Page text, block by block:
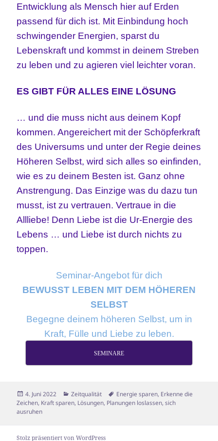
Entwicklung als Mensch hier auf Erden
passend für dich ist. Mit Einbindung hoch
schwingender Energien, sparst du
Lebenskraft und kommst in deinem Streben
zu leben und zu agieren viel leichter voran.
ES GIBT FÜR ALLES EINE LÖSUNG
… und die muss nicht aus deinem Kopf
kommen. Angereichert mit der Schöpferkraft
des Universums und unter der Regie deines
Höheren Selbst, wird sich alles so einfinden,
wie es zu deinem Besten ist. Ganz ohne
Anstrengung. Das Einzige was du dazu tun
musst, ist zu vertrauen. Vertraue in die
Allliebe! Denn Liebe ist die Ur-Energie des
Lebens … und Liebe ist durch nichts zu
toppen.
Seminar-Angebot für dich
BEWUSST LEBEN MIT DEM HÖHEREN
SELBST
Begegne deinem höheren Selbst, um in
Kraft, Fülle und Liebe zu leben.
SEMINARE
Veröffentlicht
am
4. Juni 2022 Kategorien
Zeitqualität Schlagwörter
Energie sparen, Erkenne die
Zeichen, Kraft sparen, Lösungen, Planungen loslassen,sich
ausruhen
Stolz präsentiert von WordPress